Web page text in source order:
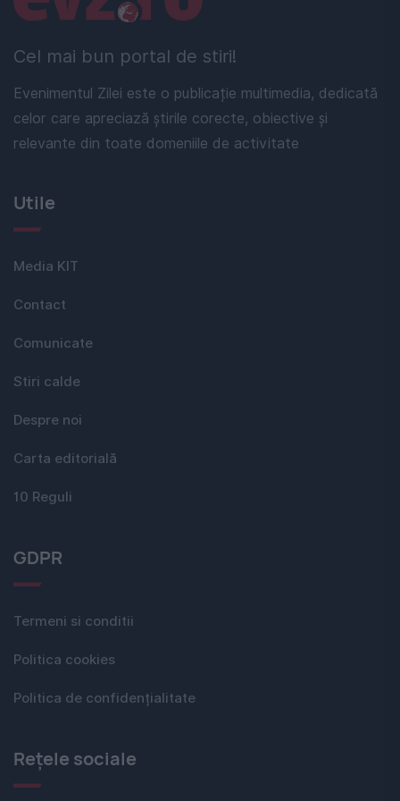
Cel mai bun portal de stiri!
Evenimentul Zilei este o publicație multimedia, dedicată
celor care apreciază știrile corecte, obiective și
relevante din toate domeniile de activitate
Utile
Media KIT
Contact
Comunicate
Stiri calde
Despre noi
Carta editorială
10 Reguli
GDPR
Termeni si conditii
Politica cookies
Politica de confidențialitate
Rețele sociale